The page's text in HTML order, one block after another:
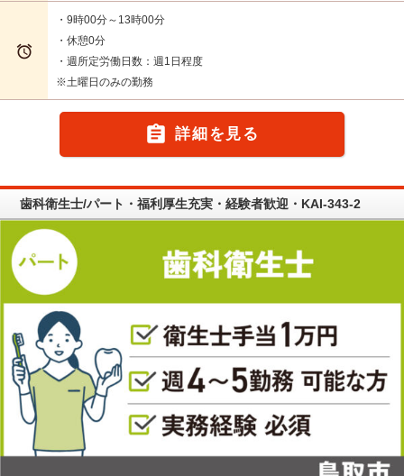

・9時00分～13時00分
・休憩0分
・週所定労働日数：週1日程度
※土曜日のみの勤務
 詳細を見る
歯科衛生士/パート・福利厚生充実・経験者歓迎・KAI-343-2